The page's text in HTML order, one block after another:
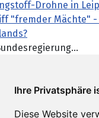
Ihre Privatsphäre
Diese Website
Drohne in
"fremder Mächte"
der Donau
frei
EU fordert Meta und